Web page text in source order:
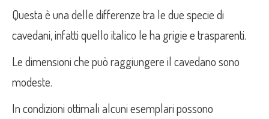
Questa è una delle differenze tra le due specie di
cavedani, infatti quello italico le ha grigie e trasparenti.
Le dimensioni che può raggiungere il cavedano sono
modeste.
In condizioni ottimali alcuni esemplari possono